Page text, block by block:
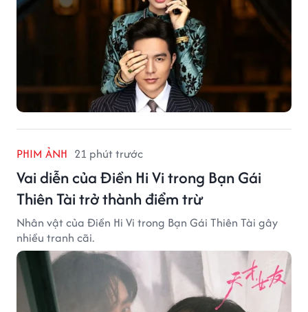
PHIM ẢNH 21 phút trước
Vai diễn của Điền Hi Vi trong Bạn Gái
Thiên Tài trở thành điểm trừ
Nhân vật của Điền Hi Vi trong Bạn Gái Thiên Tài gây
nhiều tranh cãi.